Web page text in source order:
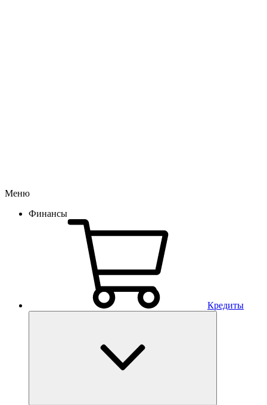
Меню
Финансы
Кредиты